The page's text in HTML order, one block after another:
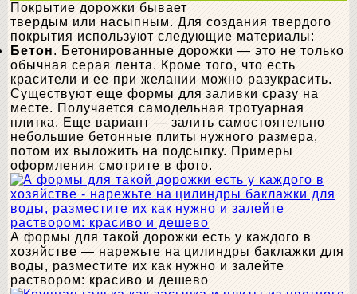
Покрытие дорожки бывает
твердым или насыпным. Для создания твердого
покрытия используют следующие материалы:
Бетон. Бетонированные дорожки — это не только
обычная серая лента. Кроме того, что есть
красители и ее при желании можно разукрасить.
Существуют еще формы для заливки сразу на
месте. Получается самодельная тротуарная
плитка. Еще вариант — залить самостоятельно
небольшие бетонные плиты нужного размера,
потом их выложить на подсыпку. Примеры
оформления смотрите в фото.
А формы для такой дорожки есть у каждого в
хозяйстве — нарежьте на цилиндры баклажки для
воды, разместите их как нужно и залейте
раствором: красиво и дешево